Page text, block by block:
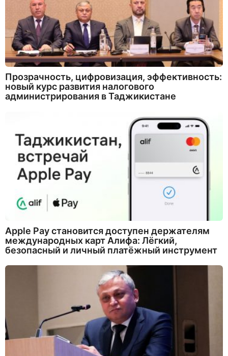
Прозрачность, цифровизация, эффективность:
новый курс развития налогового
администрирования в Таджикистане
Apple Pay становится доступен держателям
международных карт Алифа: Лёгкий,
безопасный и личный платёжный инструмент